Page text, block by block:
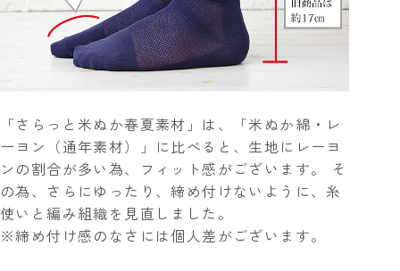
「さらっと米ぬか春夏素材」は、「米ぬか綿・レ
ーヨン（通年素材）」に比べると、生地にレーヨ
ンの割合が多い為、フィット感がございます。 そ
の為、さらにゆったり、締め付けないように、糸
使いと編み組織を見直しました。
※締め付け感のなさには個人差がございます。